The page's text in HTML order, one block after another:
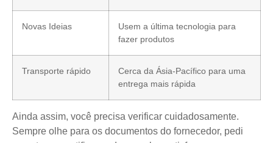
Novas Ideias
Usem a última tecnologia para
fazer produtos
Transporte rápido
Cerca da Ásia-Pacífico para uma
entrega mais rápida
Ainda assim, você precisa verificar cuidadosamente.
Sempre olhe para os documentos do fornecedor, pedi